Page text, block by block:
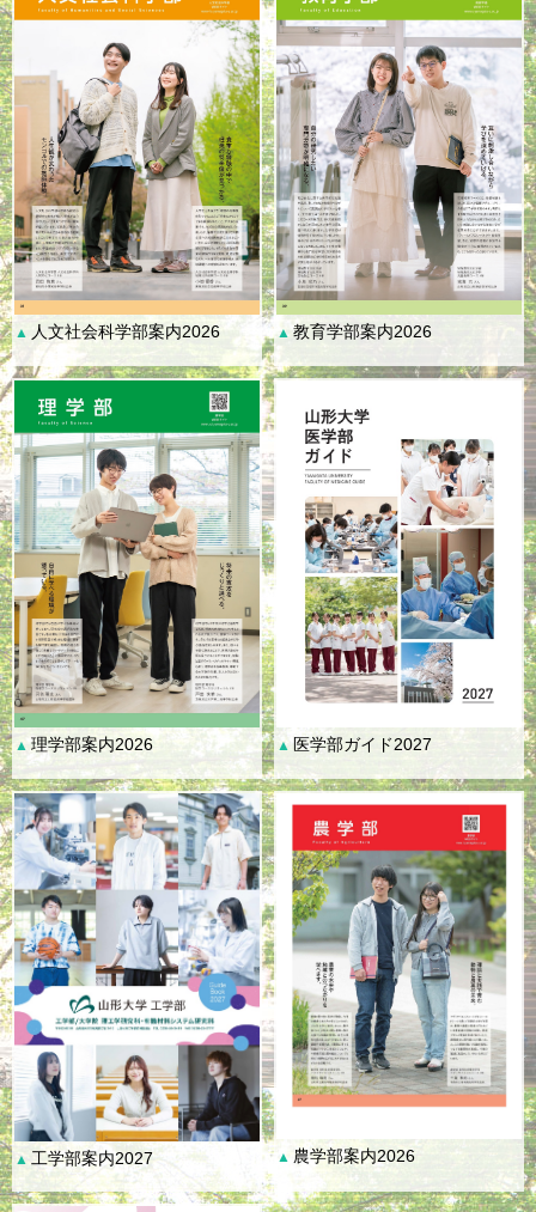
▲ 人文社会科学部案内2026 ▲ 教育学部案内2026
▲理学部案内2026 ▲ 医学部ガイド2027
▲ 工学部案内2027 ▲ 農学部案内2026